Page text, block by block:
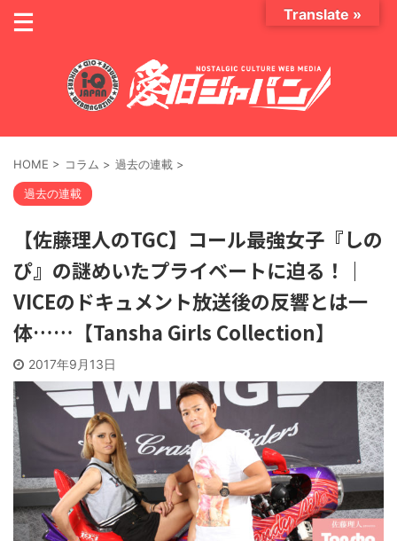
HOME > コラム > 過去の連載 >
過去の連載
【佐藤理人のTGC】コール最強女子『しの
ぴ』の謎めいたプライベートに迫る！｜
VICEのドキュメント放送後の反響とは一
体……【Tansha Girls Collection】
2017年9月13日
Translate »